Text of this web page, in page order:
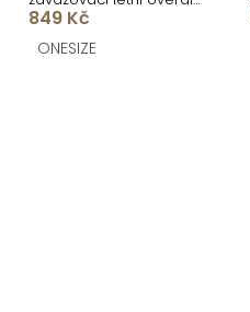
ARVIAN
849 Kč
ONESIZE